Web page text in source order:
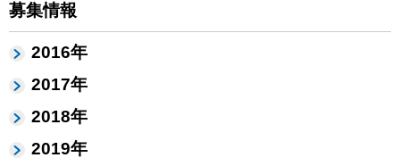
募集情報
2016年
2017年
2018年
2019年